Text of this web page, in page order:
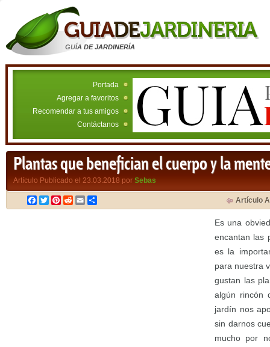
GUÍA DE JARDINERÍA
Portada
Agregar a favoritos
Recomendar a tus amigos
Contáctanos
Plantas que benefician el cuerpo y la
Artículo Publicado el 23.03.2018 por Sebas
Facebook
TwitterPinterest
RedditEmail Artículo
Es una
encantan las
es la
para nuestra
gustan las
algún rincón
jardín nos
sin darnos
mucho por